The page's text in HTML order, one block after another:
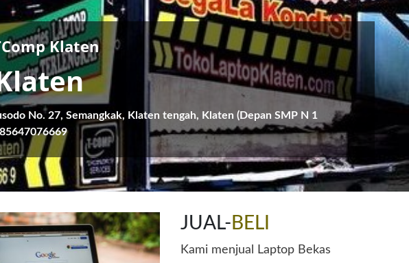
Klaten
No. 27, Semangkak, Klaten tengah, Klaten (Depan SMP N 1
JUAL- BELI
Kami menjual Laptop Bekas